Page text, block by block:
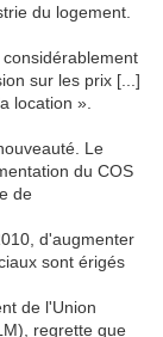
du logement.
sur les prix [...]
location ».
Le
du COS
de
d'augmenter
sont érigés
de l'Union
regrette que